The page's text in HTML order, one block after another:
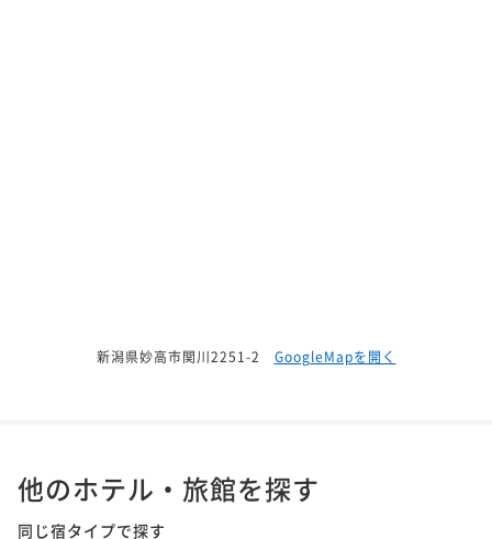
新潟県妙高市関川2251-2 GoogleMapを開く
他のホテル・旅館を探す
同じ宿タイプで探す